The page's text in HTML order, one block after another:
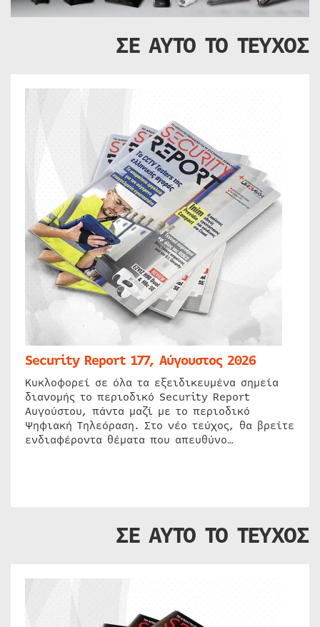
ΣΕ ΑΥΤΟ ΤΟ ΤΕΥΧΟΣ
Security Report 177, Αύγουστος 2026
Κυκλοφορεί σε όλα τα εξειδικευμένα σημεία
διανομής το περιοδικό Security Report
Αυγούστου, πάντα μαζί με το περιοδικό
Ψηφιακή Τηλεόραση. Στο νέο τεύχος, θα βρείτε
ενδιαφέροντα θέματα που απευθύνο…
ΣΕ ΑΥΤΟ ΤΟ ΤΕΥΧΟΣ